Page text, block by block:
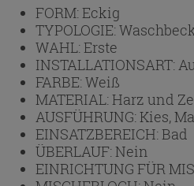
FORM:Eckig
TYPOLOGIE:
WAHL:Erste
INSTALLATIONSART:
FARBE:Weiß
MATERIAL:Harz und
AUSFÜHRUNG:Kies,
EINSATZBEREICH:Bad
ÜBERLAUF:Nein
EINRICHTUNG FÜR